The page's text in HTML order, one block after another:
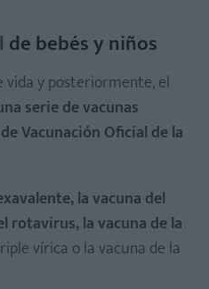
de bebés y niños
vida y posteriormente, el
serie de vacunas
Vacunación Oficial de la
la vacuna del
rotavirus, la vacuna de la
vírica o la vacuna de la